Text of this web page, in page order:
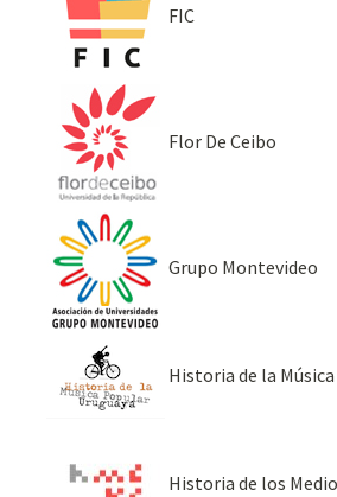
FIC
Flor De Ceibo
Grupo Montevideo
Historia de la
Historia de los